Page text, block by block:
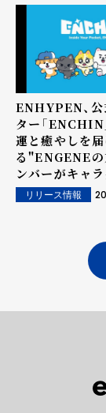
録
ENHYPEN、公
ター「ENCHIN
運と癒やしを届
る"ENGENEの
ンバーがキャ
想からデザイン
加
リリース情報